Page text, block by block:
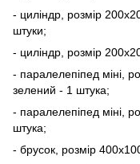
- циліндр, розмір
штуки;
- циліндр, розмір
- паралелепіпед міні,
зелений - 1 штука;
- паралелепіпед міні,
штука;
- брусок, розмір